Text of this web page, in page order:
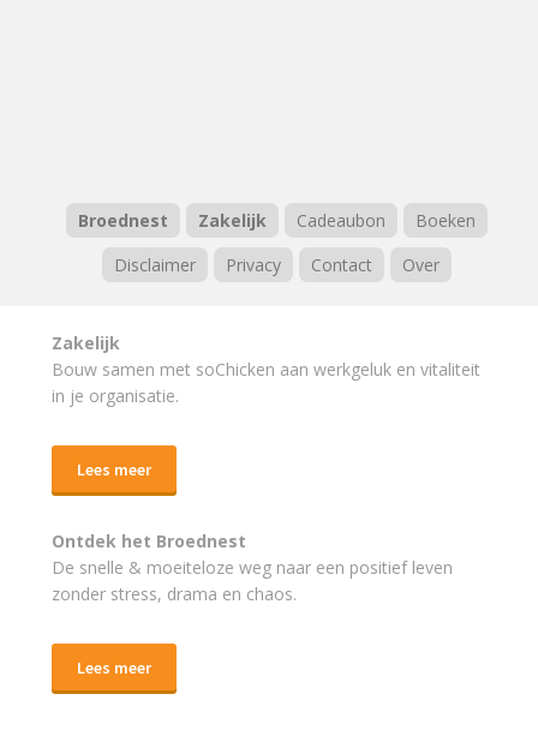
Broednest Zakelijk Cadeaubon
Boeken
Disclaimer
Privacy Contact Over
Zakelijk
Bouw samen met soChicken aan werkgeluk en vitaliteit
in je organisatie.
Lees meer
Ontdek het Broednest
De snelle & moeiteloze weg naar een positief leven
zonder stress, drama en chaos.
Lees meer